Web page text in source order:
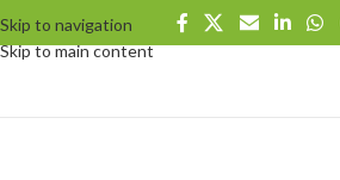
Skip to navigation
Skip to main content